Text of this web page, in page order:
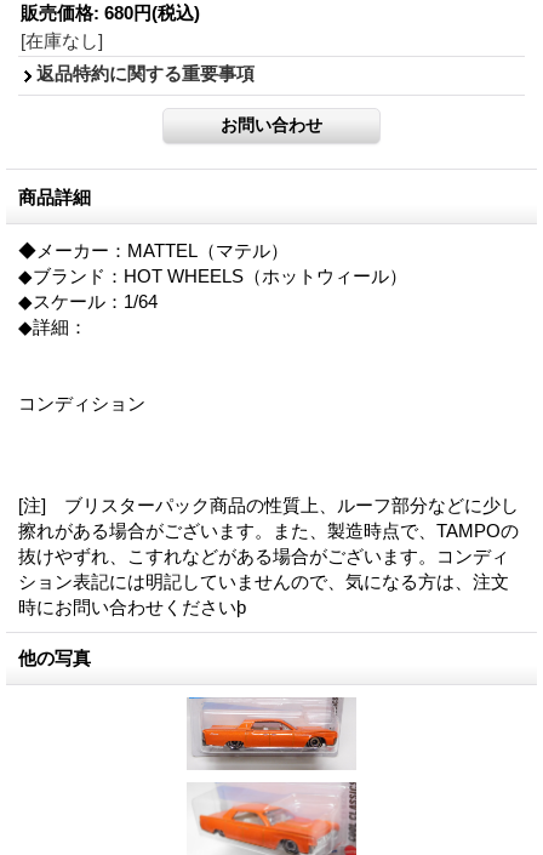
販売価格: 680円(税込)
[在庫なし]
返品特約に関する重要事項
商品詳細
◆メーカー：MATTEL（マテル）
◆ブランド：HOT WHEELS（ホットウィール）
◆スケール：1/64
◆詳細：
コンディション
[注] ブリスターパック商品の性質上、ルーフ部分などに少し
擦れがある場合がございます。また、製造時点で、TAMPOの
抜けやずれ、こすれなどがある場合がございます。コンディ
ション表記には明記していませんので、気になる方は、注文
時にお問い合わせくださいϸ
他の写真